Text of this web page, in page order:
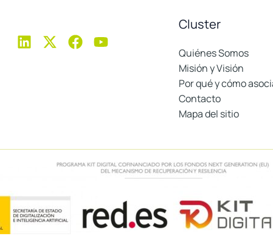
Cluster
Quiénes Somos
Misión y Visión
Por qué y cómo
Contacto
Mapa del sitio